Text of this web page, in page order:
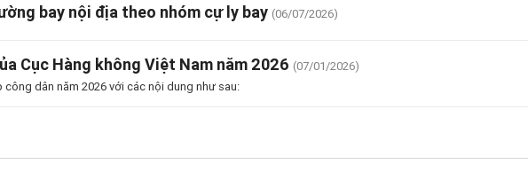
bay nội địa theo nhóm cự ly bay (06/07/2026)
Cục Hàng không Việt Nam năm 2026 (07/01/2026)
dân năm 2026 với các nội dung như sau: